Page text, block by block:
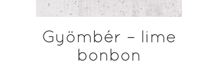
Gyömbér – lime
bonbon